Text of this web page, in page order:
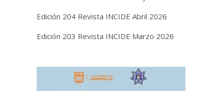
Edición 204 Revista INCIDE Abril 2026
Edición 203 Revista INCIDE Marzo 2026